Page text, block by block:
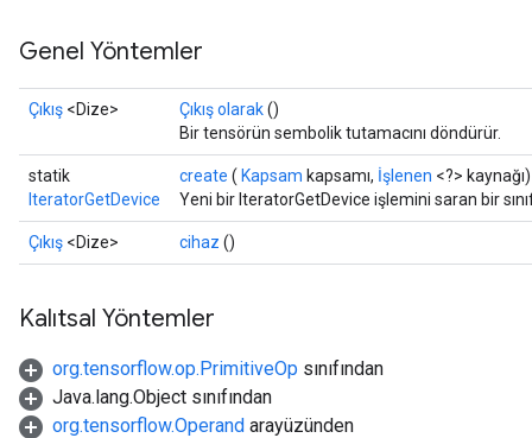
Genel Yöntemler
Çıkış <Dize> Çıkış olarak()
Bir tensörün sembolik tutamacını döndürür.
statik
IteratorGetDevice
create ( Kapsam kapsamı, İşlenen <?> kaynağı)
Yeni bir IteratorGetDevice işlemini saran bir
Çıkış <Dize> cihaz ()
Kalıtsal Yöntemler
org.tensorflow.op.PrimitiveOp sınıfından
Java.lang.Object sınıfından
org.tensorflow.Operand arayüzünden